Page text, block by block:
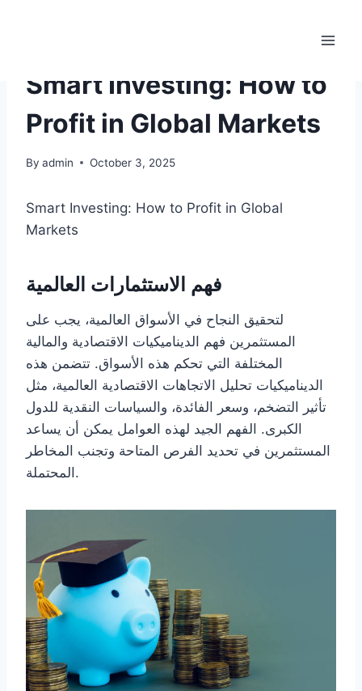
Smart Investing: How to
Profit in Global Markets
By admin October 3, 2025
Smart Investing: How to Profit in Global
Markets
فهم الاستثمارات العالمية
لتحقيق النجاح في الأسواق العالمية، يجب على
المستثمرين فهم الديناميكيات الاقتصادية والمالية
المختلفة التي تحكم هذه الأسواق. تتضمن هذه
الديناميكيات تحليل الاتجاهات الاقتصادية العالمية، مثل
تأثير التضخم، وسعر الفائدة، والسياسات النقدية للدول
الكبرى. الفهم الجيد لهذه العوامل يمكن أن يساعد
المستثمرين في تحديد الفرص المتاحة وتجنب المخاطر
المحتملة.